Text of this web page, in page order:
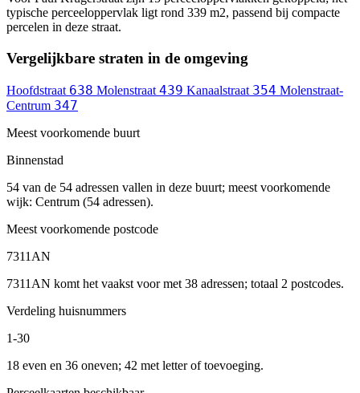
typische perceeloppervlak ligt rond 339 m2, passend bij compacte
percelen in deze straat.
Vergelijkbare straten in de omgeving
Hoofdstraat 638 Molenstraat 439 Kanaalstraat 354 Molenstraat-
Centrum 347
Meest voorkomende buurt
Binnenstad
54 van de 54 adressen vallen in deze buurt; meest voorkomende
wijk: Centrum (54 adressen).
Meest voorkomende postcode
7311AN
7311AN komt het vaakst voor met 38 adressen; totaal 2 postcodes.
Verdeling huisnummers
1-30
18 even en 36 oneven; 42 met letter of toevoeging.